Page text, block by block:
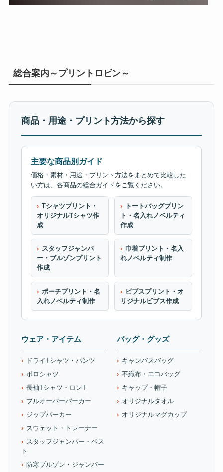
総合案内～プリントロビン～
商品・用途・プリント方法から探す
主要な商品別ガイド
価格・素材・用途・プリント方法をまとめて比較した
い方は、各商品の総合ガイドをご覧ください。
Tシャツプリント・
オリジナルTシャツ作
成
トートバッグプリン
ト・名入れノベルティ
作成
スタッフジャンパ
ー・ブルゾンプリント
作成
巾着プリント・名入
れノベルティ制作
ポーチプリント・名
入れノベルティ制作
ビブスプリント・オ
リジナルビブス作成
ウェア・アイテム
ドライTシャツ・パンツ
ポロシャツ
長袖Tシャツ・ロンT
プルオーバーパーカー
ジップパーカー
スウェット・トレーナー
スタッフジャンパー・ベス
ト
防寒ブルゾン・ジャンパー
バッグ・グッズ
キャンバスバッグ
不織布・エコバッグ
キャップ・帽子
オリジナルタオル
オリジナルマグカップ